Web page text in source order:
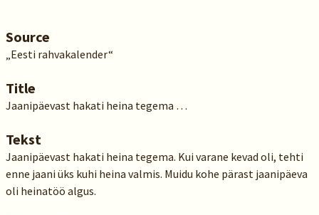
Source
„Eesti rahvakalender“
Title
Jaanipäevast hakati heina tegema …
Tekst
Jaanipäevast hakati heina tegema. Kui varane kevad oli, tehti
enne jaani üks kuhi heina valmis. Muidu kohe pärast jaanipäeva
oli heinatöö algus.